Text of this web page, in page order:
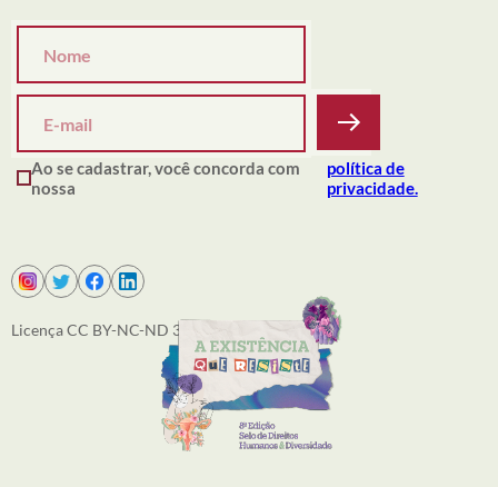
Ao se cadastrar, você concorda com
nossa
política de
privacidade.
Licença CC BY-NC-ND 3.0